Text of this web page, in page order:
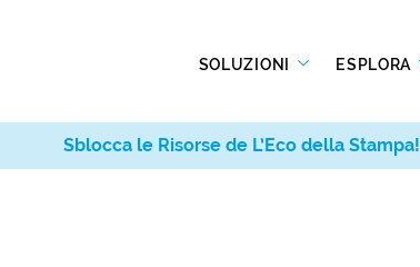
SOLUZIONI ESPLORA
Sblocca le Risorse de L’Eco della Stampa!